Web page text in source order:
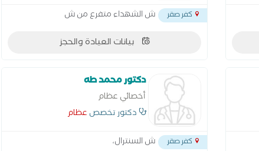
كفر صقر ش الشهداء متفرع من ش
بيانات العيادة والحجز
دكتور محمد طه
أخصائي عظام
دكتور تخصص عظام
كفر صقر ش السنترال،